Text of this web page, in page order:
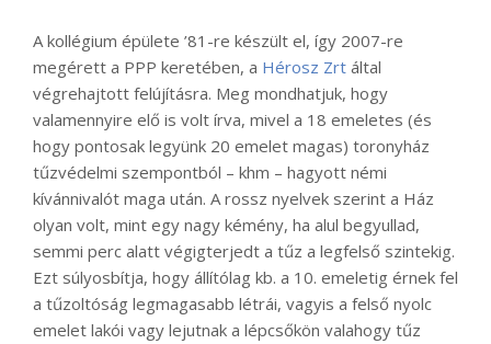
A kollégium épülete ’81-re készült el, így 2007-re
megérett a PPP keretében, a Hérosz Zrt által
végrehajtott felújításra. Meg mondhatjuk, hogy
valamennyire elő is volt írva, mivel a 18 emeletes (és
hogy pontosak legyünk 20 emelet magas) toronyház
tűzvédelmi szempontból – khm – hagyott némi
kívánnivalót maga után. A rossz nyelvek szerint a Ház
olyan volt, mint egy nagy kémény, ha alul begyullad,
semmi perc alatt végigterjedt a tűz a legfelső szintekig.
Ezt súlyosbítja, hogy állítólag kb. a 10. emeletig érnek fel
a tűzoltóság legmagasabb létrái, vagyis a felső nyolc
emelet lakói vagy lejutnak a lépcsőkön valahogy tűz